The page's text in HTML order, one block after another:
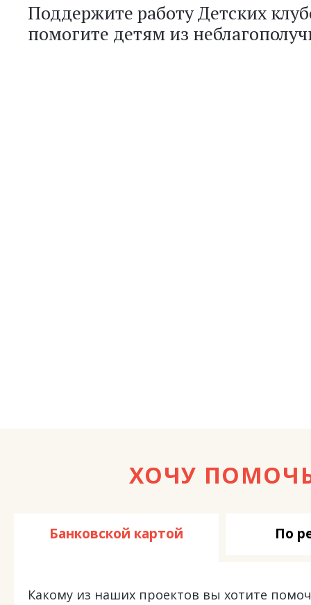
Поддержите работу Детских
помогите детям из
ХОЧУ
Банковской картой
Какому из наших проектов вы хотите
По